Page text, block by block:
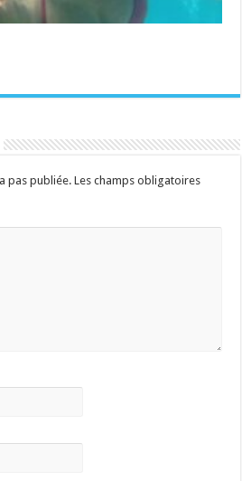
pas publiée. Les champs obligatoires